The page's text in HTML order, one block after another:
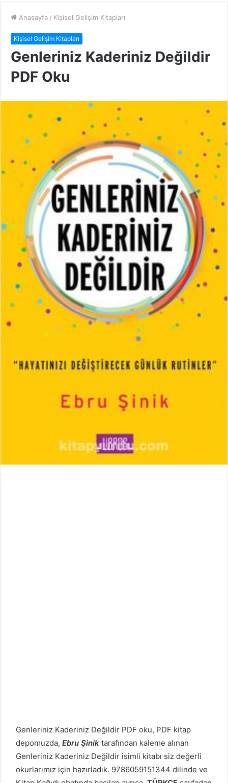
Anasayfa / Kişisel Gelişim Kitapları
Kişisel Gelişim Kitapları
Genleriniz Kaderiniz Değildir
PDF Oku
Genleriniz Kaderiniz Değildir PDF oku, PDF kitap
depomuzda, Ebru Şinik tarafından kaleme alınan
Genleriniz Kaderiniz Değildir isimli kitabı siz değerli
okurlarımız için hazırladık. 9786059151344 dilinde ve